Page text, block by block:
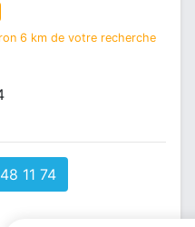
6 km de votre recherche
11 74